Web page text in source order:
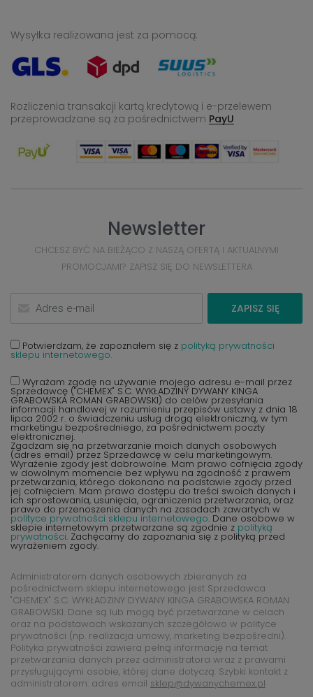
Wysyłka realizowana jest za pomocą:
Rozliczenia transakcji kartą kredytową i e-przelewem
przeprowadzane są za pośrednictwem PayU
Newsletter
CHCESZ BYĆ NA BIEŻĄCO Z NASZĄ OFERTĄ I AKTUALNYMI
PROMOCJAMI? ZAPISZ SIĘ DO NEWSLETTERA
ZAPISZ SIĘ
Potwierdzam, że zapoznałem się z polityką prywatności
sklepu internetowego.
Wyrażam zgodę na używanie mojego adresu e-mail przez
Sprzedawcę ("CHEMEX" S.C. WYKŁADZINY DYWANY KINGA
GRABOWSKA ROMAN GRABOWSKI) do celów przesyłania
informacji handlowej w rozumieniu przepisów ustawy z dnia 18
lipca 2002 r. o świadczeniu usług drogą elektroniczną, w tym
marketingu bezpośredniego, za pośrednictwem poczty
elektronicznej.
Zgadzam się na przetwarzanie moich danych osobowych
(adres email) przez Sprzedawcę w celu marketingowym.
Wyrażenie zgody jest dobrowolne. Mam prawo cofnięcia zgody
w dowolnym momencie bez wpływu na zgodność z prawem
przetwarzania, którego dokonano na podstawie zgody przed
jej cofnięciem. Mam prawo dostępu do treści swoich danych i
ich sprostowania, usunięcia, ograniczenia przetwarzania, oraz
prawo do przenoszenia danych na zasadach zawartych w
polityce prywatności sklepu internetowego. Dane osobowe w
sklepie internetowym przetwarzane są zgodnie z polityką
prywatności. Zachęcamy do zapoznania się z polityką przed
wyrażeniem zgody.
Administratorem danych osobowych zbieranych za
pośrednictwem sklepu internetowego jest Sprzedawca
"CHEMEX" S.C. WYKŁADZINY DYWANY KINGA GRABOWSKA ROMAN
GRABOWSKI. Dane są lub mogą być przetwarzane w celach
oraz na podstawach wskazanych szczegółowo w polityce
prywatności (np. realizacja umowy, marketing bezpośredni).
Polityka prywatności zawiera pełną informację na temat
przetwarzania danych przez administratora wraz z prawami
przysługującymi osobie, której dane dotyczą. Szybki kontakt z
administratorem: adres email sklep@dywanychemex.pl